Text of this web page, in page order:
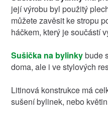
její výrobu byl použitý
můžete zavěsit ke stropu
háčkem, který je součástí
Sušička na bylinkybude
doma, ale i ve stylových
Litinová konstrukce má
sušení bylinek, nebo